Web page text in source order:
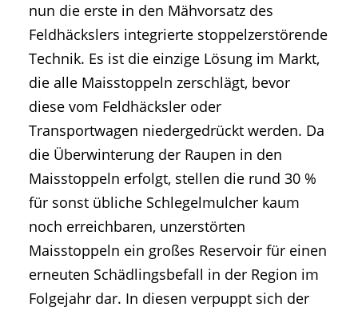
nun die erste in den Mähvorsatz des
Feldhäckslers integrierte stoppelzerstörende
Technik. Es ist die einzige Lösung im Markt,
die alle Maisstoppeln zerschlägt, bevor
diese vom Feldhäcksler oder
Transportwagen niedergedrückt werden. Da
die Überwinterung der Raupen in den
Maisstoppeln erfolgt, stellen die rund 30 %
für sonst übliche Schlegelmulcher kaum
noch erreichbaren, unzerstörten
Maisstoppeln ein großes Reservoir für einen
erneuten Schädlingsbefall in der Region im
Folgejahr dar. In diesen verpuppt sich der